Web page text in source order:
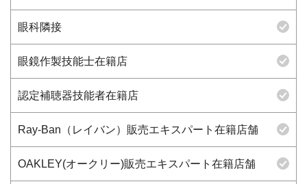
眼科隣接
眼鏡作製技能士在籍店
認定補聴器技能者在籍店
Ray-Ban（レイバン）販売エキスパート在籍店舗
OAKLEY(オークリー)販売エキスパート在籍店舗